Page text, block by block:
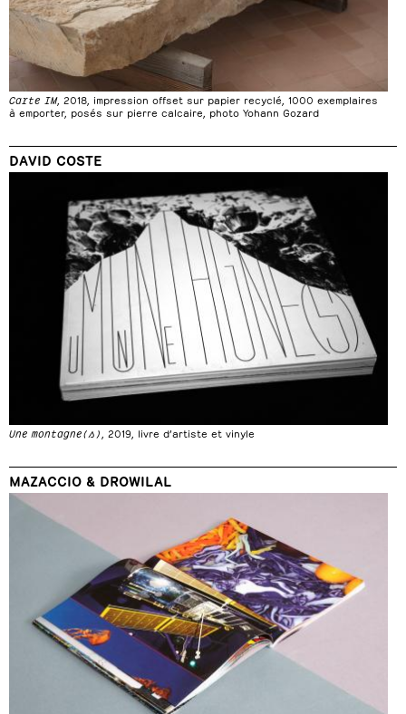
Carte IM, 2018, impression offset sur papier recyclé, 1000 exemplaires
à emporter, posés sur pierre calcaire, photo Yohann Gozard
DAVID COSTE
Une montagne(s) , 2019, livre d’artiste et vinyle
MAZACCIO & DROWILAL